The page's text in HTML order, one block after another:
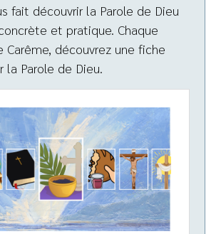
fait découvrir la Parole de Dieu
et pratique. Chaque
Carême, découvrez une fiche
Parole de Dieu.